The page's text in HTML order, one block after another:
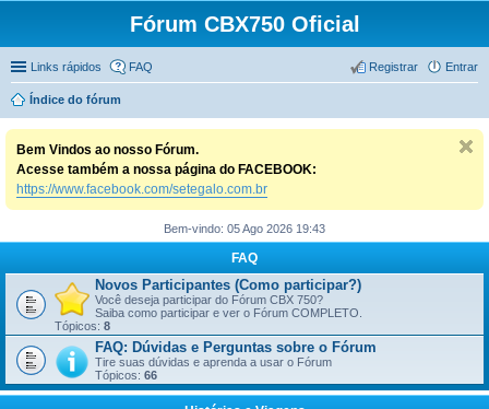
Fórum CBX750 Oficial
Links rápidos FAQ Entrar
Registrar
Índice do fórum
Bem Vindos ao nosso Fórum.
Acesse também a nossa página do FACEBOOK:
https://www.facebook.com/setegalo.com.br
Bem-vindo: 05 Ago 2026 19:43
FAQ
Novos Participantes (Como participar?)
Você deseja participar do Fórum CBX 750?
Saiba como participar e ver o Fórum COMPLETO.
Tópicos: 8
FAQ: Dúvidas e Perguntas sobre o Fórum
Tire suas dúvidas e aprenda a usar o Fórum
Tópicos: 66